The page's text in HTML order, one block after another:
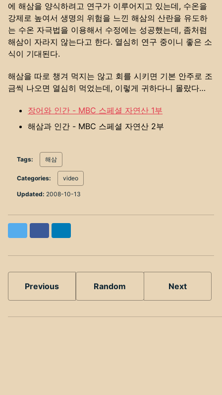
에 해삼을 양식하려고 연구가 이루어지고 있는데, 수온을
강제로 높여서 생명의 위험을 느낀 해삼의 산란을 유도하
는 수온 자극법을 이용해서 수정에는 성공했는데, 좀처럼
해삼이 자라지 않는다고 한다. 열심히 연구 중이니 좋은 소
식이 기대된다.
해삼을 따로 챙겨 먹지는 않고 회를 시키면 기본 안주로 조
금씩 나오면 열심히 먹었는데, 이렇게 귀하다니 몰랐다…
장어와 인간 - MBC 스페셜 자연산 1부
해삼과 인간 - MBC 스페셜 자연산 2부
Tags: 해삼
Categories: video
Updated: 2008-10-13
Previous Random Next